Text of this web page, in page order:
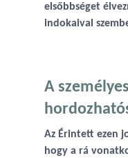
elsőbbséget
indokaival
A
Az Érintett ezen
hogy a rá